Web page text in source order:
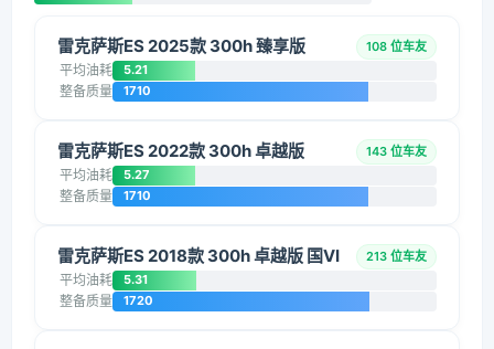
雷克萨斯ES 2025款 300h 臻享版 108 位车友
平均油耗 5.21
整备质量 1710
雷克萨斯ES 2022款 300h 卓越版 143 位车友
平均油耗 5.27
整备质量 1710
雷克萨斯ES 2018款 300h 卓越版 国VI 213 位车友
平均油耗 5.31
整备质量 1720